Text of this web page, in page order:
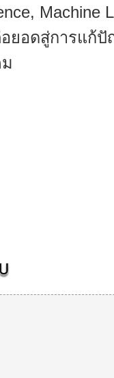
Machine
ยอดสู่การแก้